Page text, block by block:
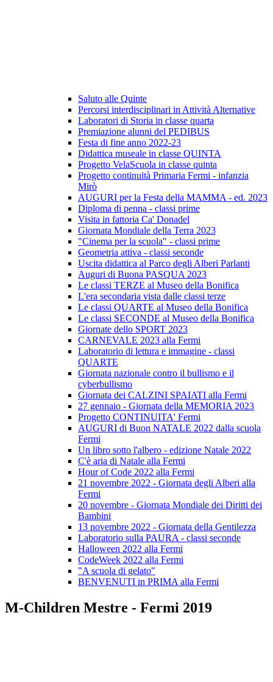
Saluto alle Quinte
Percorsi interdisciplinari in Attività Alternative
Laboratori di Storia in classe quarta
Premiazione alunni del PEDIBUS
Festa di fine anno 2022-23
Didattica museale in classe QUINTA
Progetto VelaScuola in classe quinta
Progetto continuità Primaria Fermi - infanzia
Mirò
AUGURI per la Festa della MAMMA - ed. 2023
Diploma di penna - classi prime
Visita in fattoria Ca' Donadel
Giornata Mondiale della Terra 2023
"Cinema per la scuola" - classi prime
Geometria attiva - classi seconde
Uscita didattica al Parco degli Alberi Parlanti
Auguri di Buona PASQUA 2023
Le classi TERZE al Museo della Bonifica
L'era secondaria vista dalle classi terze
Le classi QUARTE al Museo della Bonifica
Le classi SECONDE al Museo della Bonifica
Giornate dello SPORT 2023
CARNEVALE 2023 alla Fermi
Laboratorio di lettura e immagine - classi
QUARTE
Giornata nazionale contro il bullismo e il
cyberbullismo
Giornata dei CALZINI SPAIATI alla Fermi
27 gennaio - Giornata della MEMORIA 2023
Progetto CONTINUITA' Fermi
AUGURI di Buon NATALE 2022 dalla scuola
Fermi
Un libro sotto l'albero - edizione Natale 2022
C'è aria di Natale alla Fermi
Hour of Code 2022 alla Fermi
21 novembre 2022 - Giornata degli Alberi alla
Fermi
20 novembre - Giornata Mondiale dei Diritti dei
Bambini
13 novembre 2022 - Giornata della Gentilezza
Laboratorio sulla PAURA - classi seconde
Halloween 2022 alla Fermi
CodeWeek 2022 alla Fermi
"A scuola di gelato"
BENVENUTI in PRIMA alla Fermi
M-Children Mestre - Fermi 2019